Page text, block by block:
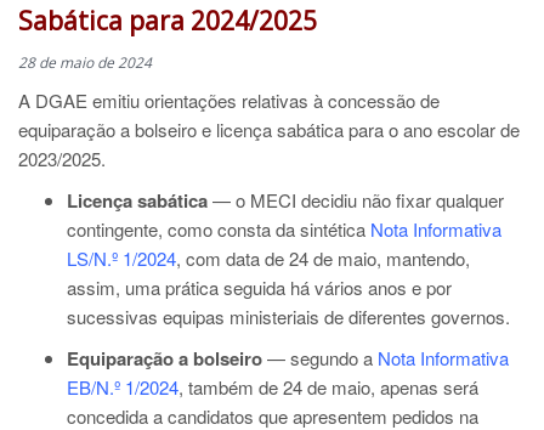
Sabática para 2024/2025
28 de maio de 2024
A DGAE emitiu orientações relativas à concessão de
equiparação a bolseiro e licença sabática para o ano escolar de
2023/2025.
Licença sabática— o MECI decidiu não fixar qualquer
contingente, como consta da sintética Nota Informativa
LS/N.º 1/2024, com data de 24 de maio, mantendo,
assim, uma prática seguida há vários anos e por
sucessivas equipas ministeriais de diferentes governos.
Equiparação a bolseiro— segundo a Nota Informativa
EB/N.º 1/2024, também de 24 de maio, apenas será
concedida a candidatos que apresentem pedidos na